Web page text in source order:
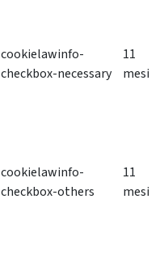
cookielawinfo-
checkbox-necessary
11
mesi
cookielawinfo-
checkbox-others
11
mesi